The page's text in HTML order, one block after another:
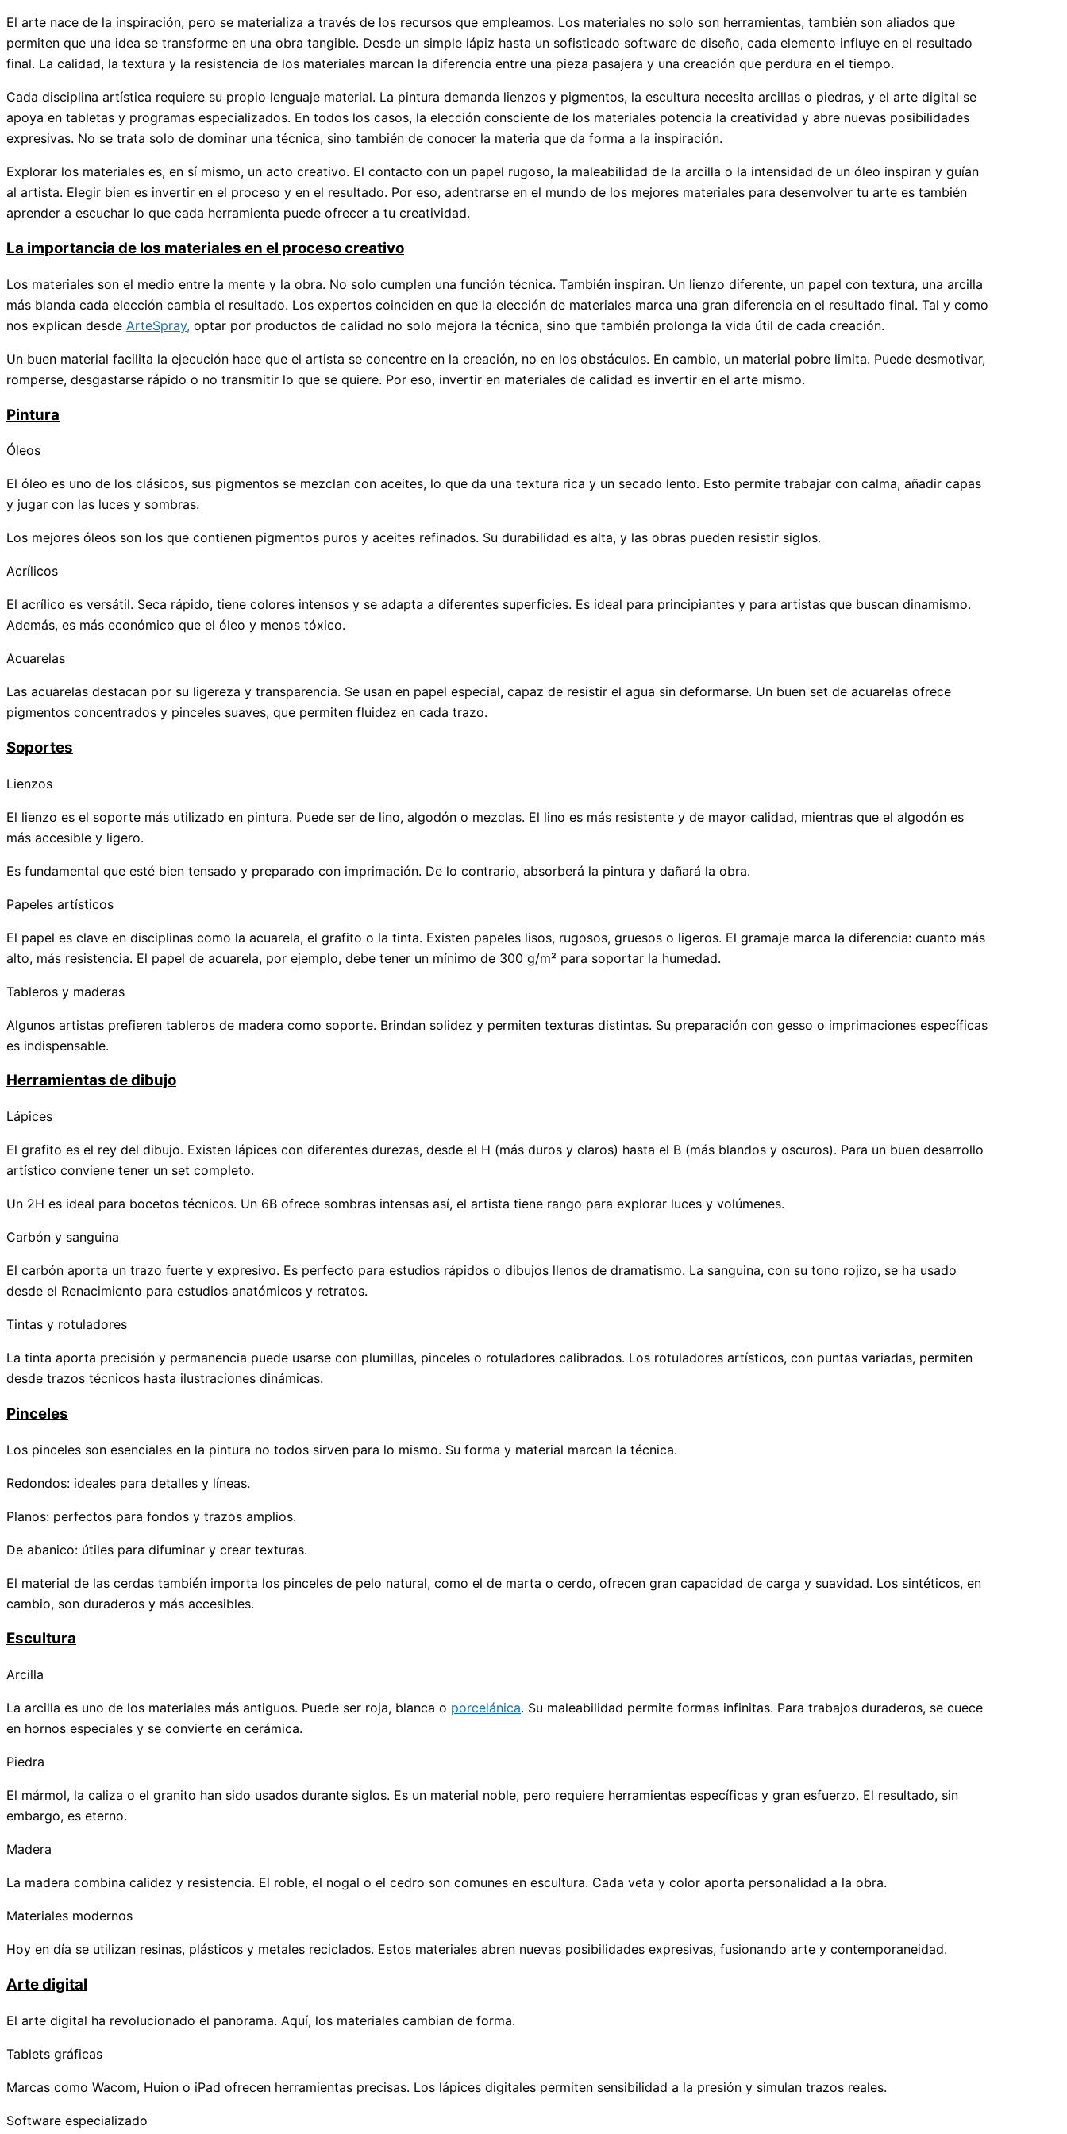
El arte nace de la inspiración, pero se materializa a través de los recursos que empleamos. Los materiales no solo son herramientas, también son aliados que
permiten que una idea se transforme en una obra tangible. Desde un simple lápiz hasta un sofisticado software de diseño, cada elemento influye en el resultado
final. La calidad, la textura y la resistencia de los materiales marcan la diferencia entre una pieza pasajera y una creación que perdura en el tiempo.
Cada disciplina artística requiere su propio lenguaje material. La pintura demanda lienzos y pigmentos, la escultura necesita arcillas o piedras, y el arte digital se
apoya en tabletas y programas especializados. En todos los casos, la elección consciente de los materiales potencia la creatividad y abre nuevas posibilidades
expresivas. No se trata solo de dominar una técnica, sino también de conocer la materia que da forma a la inspiración.
Explorar los materiales es, en sí mismo, un acto creativo. El contacto con un papel rugoso, la maleabilidad de la arcilla o la intensidad de un óleo inspiran y guían
al artista. Elegir bien es invertir en el proceso y en el resultado. Por eso, adentrarse en el mundo de los mejores materiales para desenvolver tu arte es también
aprender a escuchar lo que cada herramienta puede ofrecer a tu creatividad.
La importancia de los materiales en el proceso creativo
Los materiales son el medio entre la mente y la obra. No solo cumplen una función técnica. También inspiran. Un lienzo diferente, un papel con textura, una arcilla
más blanda cada elección cambia el resultado. Los expertos coinciden en que la elección de materiales marca una gran diferencia en el resultado final. Tal y como
nos explican desde ArteSpray, optar por productos de calidad no solo mejora la técnica, sino que también prolonga la vida útil de cada creación.
Un buen material facilita la ejecución hace que el artista se concentre en la creación, no en los obstáculos. En cambio, un material pobre limita. Puede desmotivar,
romperse, desgastarse rápido o no transmitir lo que se quiere. Por eso, invertir en materiales de calidad es invertir en el arte mismo.
Pintura
Óleos
El óleo es uno de los clásicos, sus pigmentos se mezclan con aceites, lo que da una textura rica y un secado lento. Esto permite trabajar con calma, añadir capas
y jugar con las luces y sombras.
Los mejores óleos son los que contienen pigmentos puros y aceites refinados. Su durabilidad es alta, y las obras pueden resistir siglos.
Acrílicos
El acrílico es versátil. Seca rápido, tiene colores intensos y se adapta a diferentes superficies. Es ideal para principiantes y para artistas que buscan dinamismo.
Además, es más económico que el óleo y menos tóxico.
Acuarelas
Las acuarelas destacan por su ligereza y transparencia. Se usan en papel especial, capaz de resistir el agua sin deformarse. Un buen set de acuarelas ofrece
pigmentos concentrados y pinceles suaves, que permiten fluidez en cada trazo.
Soportes
Lienzos
El lienzo es el soporte más utilizado en pintura. Puede ser de lino, algodón o mezclas. El lino es más resistente y de mayor calidad, mientras que el algodón es
más accesible y ligero.
Es fundamental que esté bien tensado y preparado con imprimación. De lo contrario, absorberá la pintura y dañará la obra.
Papeles artísticos
El papel es clave en disciplinas como la acuarela, el grafito o la tinta. Existen papeles lisos, rugosos, gruesos o ligeros. El gramaje marca la diferencia: cuanto más
alto, más resistencia. El papel de acuarela, por ejemplo, debe tener un mínimo de 300 g/m² para soportar la humedad.
Tableros y maderas
Algunos artistas prefieren tableros de madera como soporte. Brindan solidez y permiten texturas distintas. Su preparación con gesso o imprimaciones específicas
es indispensable.
Herramientas de dibujo
Lápices
El grafito es el rey del dibujo. Existen lápices con diferentes durezas, desde el H (más duros y claros) hasta el B (más blandos y oscuros). Para un buen desarrollo
artístico conviene tener un set completo.
Un 2H es ideal para bocetos técnicos. Un 6B ofrece sombras intensas así, el artista tiene rango para explorar luces y volúmenes.
Carbón y sanguina
El carbón aporta un trazo fuerte y expresivo. Es perfecto para estudios rápidos o dibujos llenos de dramatismo. La sanguina, con su tono rojizo, se ha usado
desde el Renacimiento para estudios anatómicos y retratos.
Tintas y rotuladores
La tinta aporta precisión y permanencia puede usarse con plumillas, pinceles o rotuladores calibrados. Los rotuladores artísticos, con puntas variadas, permiten
desde trazos técnicos hasta ilustraciones dinámicas.
Pinceles
Los pinceles son esenciales en la pintura no todos sirven para lo mismo. Su forma y material marcan la técnica.
Redondos: ideales para detalles y líneas.
Planos: perfectos para fondos y trazos amplios.
De abanico: útiles para difuminar y crear texturas.
El material de las cerdas también importa los pinceles de pelo natural, como el de marta o cerdo, ofrecen gran capacidad de carga y suavidad. Los sintéticos, en
cambio, son duraderos y más accesibles.
Escultura
Arcilla
La arcilla es uno de los materiales más antiguos. Puede ser roja, blanca o porcelánica. Su maleabilidad permite formas infinitas. Para trabajos duraderos, se cuece
en hornos especiales y se convierte en cerámica.
Piedra
El mármol, la caliza o el granito han sido usados durante siglos. Es un material noble, pero requiere herramientas específicas y gran esfuerzo. El resultado, sin
embargo, es eterno.
Madera
La madera combina calidez y resistencia. El roble, el nogal o el cedro son comunes en escultura. Cada veta y color aporta personalidad a la obra.
Materiales modernos
Hoy en día se utilizan resinas, plásticos y metales reciclados. Estos materiales abren nuevas posibilidades expresivas, fusionando arte y contemporaneidad.
Arte digital
El arte digital ha revolucionado el panorama. Aquí, los materiales cambian de forma.
Tablets gráficas
Marcas como Wacom, Huion o iPad ofrecen herramientas precisas. Los lápices digitales permiten sensibilidad a la presión y simulan trazos reales.
Software especializado